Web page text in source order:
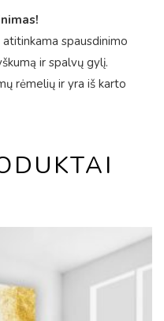
spausdinimo
ir spalvų gylį.
rėmelių ir yra iš karto